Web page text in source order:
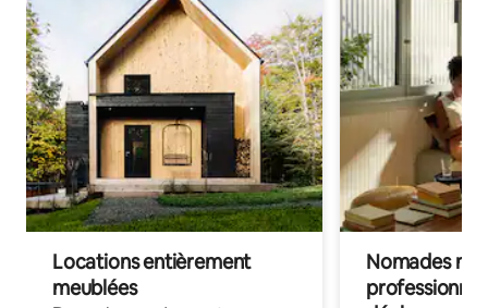
Locations entièrement
meublées
Nomades